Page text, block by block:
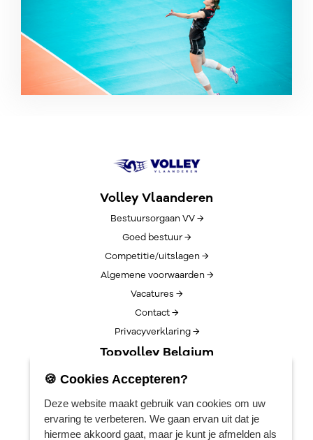
Volley Vlaanderen
Bestuursorgaan VV →
Goed bestuur →
Competitie/uitslagen →
Algemene voorwaarden →
Vacatures →
Contact →
Privacyverklaring →
Topvolley Belgium
Over TopVolleyBelgium →
Lotto Cup Finals →
EuroVolleyCenter
🍪 Cookies Accepteren?
Deze website maakt gebruik van cookies om uw
ervaring te verbeteren. We gaan ervan uit dat je
hiermee akkoord gaat, maar je kunt je afmelden als